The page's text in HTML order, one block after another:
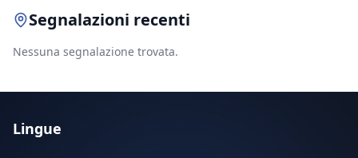
Segnalazioni recenti
Nessuna segnalazione trovata.
Lingue